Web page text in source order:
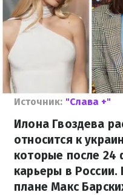
Источник: "Слава +"
Илона Гвоздева
относится к
которые после 24
карьеры в
плане Макс